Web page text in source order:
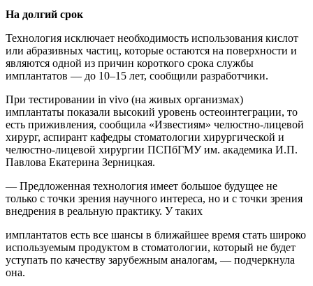
На долгий срок
Технология исключает необходимость использования кислот
или абразивных частиц, которые остаются на поверхности и
являются одной из причин короткого срока службы
имплантатов — до 10–15 лет, сообщили разработчики.
При тестировании in vivo (на живых организмах)
имплантаты показали высокий уровень остеоинтеграции, то
есть приживления, сообщила «Известиям» челюстно-лицевой
хирург, аспирант кафедры стоматологии хирургической и
челюстно-лицевой хирургии ПСПбГМУ им. академика И.П.
Павлова Екатерина Зерницкая.
— Предложенная технология имеет большое будущее не
только с точки зрения научного интереса, но и с точки зрения
внедрения в реальную практику. У таких
имплантатов есть все шансы в ближайшее время стать широко
используемым продуктом в стоматологии, который не будет
уступать по качеству зарубежным аналогам, — подчеркнула
она.